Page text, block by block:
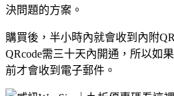
決問題的方案。
購買後，半小時內就會收到內附
QRcode需三十天內開通，所以如
前才會收到電子郵件。